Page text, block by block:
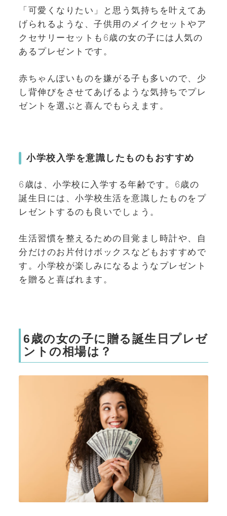
「可愛くなりたい」と思う気持ちを叶えてあ
げられるような、子供用のメイクセットやア
クセサリーセットも6歳の女の子には人気の
あるプレゼントです。
赤ちゃんぽいものを嫌がる子も多いので、少
し背伸びをさせてあげるような気持ちでプレ
ゼントを選ぶと喜んでもらえます。
小学校入学を意識したものもおすすめ
6歳は、小学校に入学する年齢です。6歳の
誕生日には、小学校生活を意識したものをプ
レゼントするのも良いでしょう。
生活習慣を整えるための目覚まし時計や、自
分だけのお片付けボックスなどもおすすめで
す。小学校が楽しみになるようなプレゼント
を贈ると喜ばれます。
6歳の女の子に贈る誕生日プレゼ
ントの相場は？